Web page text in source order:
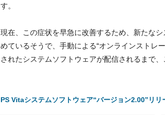
す。
現在、この症状を早急に改善するため、新たな
めているそうで、手動による“オンラインストレ
されたシステムソフトウェアが配信されるまで
PS Vitaシステムソフトウェア“バージョン2.00”リ